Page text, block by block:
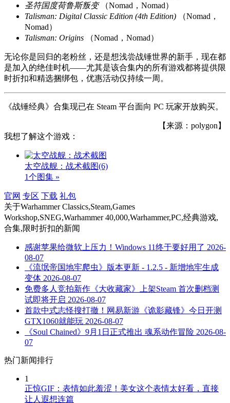
圣符国度荷鲁斯叛变（Nomad，Nomad）
Talisman: Digital Classic Edition (4th Edition) （Nomad，
Nomad）
Talisman: Origins （Nomad，Nomad）
无论你是回归的老粉丝，还是想浅尝战锤世界的新手，现在都
是加入的绝佳时机——尤其是该合集内的所有游戏都将提供限
时折扣和精选捆绑包，优惠活动仅持续一周。
《战锤经典》合集现已在 Steam 平台面向 PC 玩家开放购买。
【来源：polygon】
我想了解这个游戏：
太空战舰：战术截图(6)
1个图集 »
官网 专区 下载 礼包
关于Warhammer Classics,Steam,Games
Workshop,SNEG,Warhammer 40,000,Warhammer,PC,经典游戏,
合集,限时折扣的新闻
感谢苹果给微软上压力！Windows 11终于要好用了 2026-
08-07
《流氓帝国地牢爬虫》版本更新 - 1.2.5 - 新增地牢生成
变体 2026-08-07
免费多人竞拍新作《大收藏家》上架Steam 首次删档测
试即将开启 2026-08-07
首款中式志怪搜打撤！网易新游《诡影藏锋》今日开测
GTX1060就能玩 2026-08-07
《Soul Chained》9月1日正式推出 魂系动作冒险 2026-08-
07
热门新闻排行
1
正惊GIF：表情如此羞涩！美女这个表情太好看，直接
让人遐想连篇